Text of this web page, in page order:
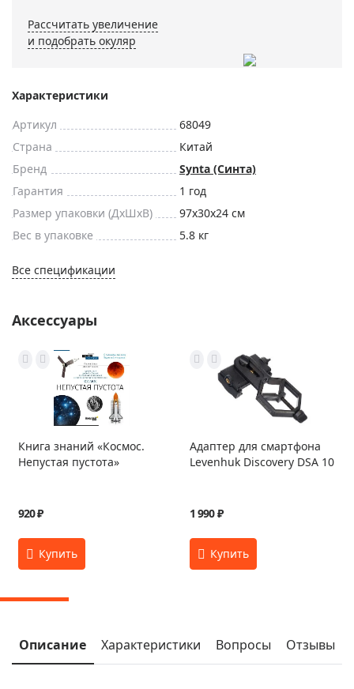
Рассчитать увеличение
и подобрать окуляр
Характеристики
Артикул
68049
Страна
Китай
Бренд
Synta (Синта)
Гарантия
1 год
Размер упаковки (ДxШxВ)
97x30x24 см
Вес в упаковке
5.8 кг
Все спецификации
Аксессуары
Книга знаний «Космос.
Непустая пустота»
920 ₽
Адаптер для смартфона
Levenhuk Discovery DSA 10
1 990 ₽
Описание Характеристики Вопросы Отзывы